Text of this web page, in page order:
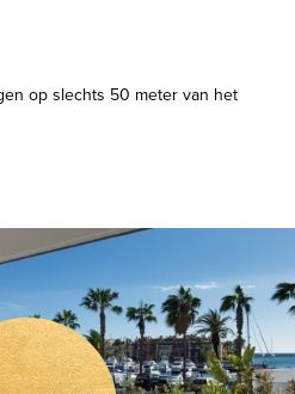
op slechts 50 meter van het